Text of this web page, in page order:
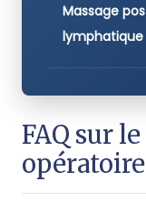
Massage
FAQ sur
opératoire